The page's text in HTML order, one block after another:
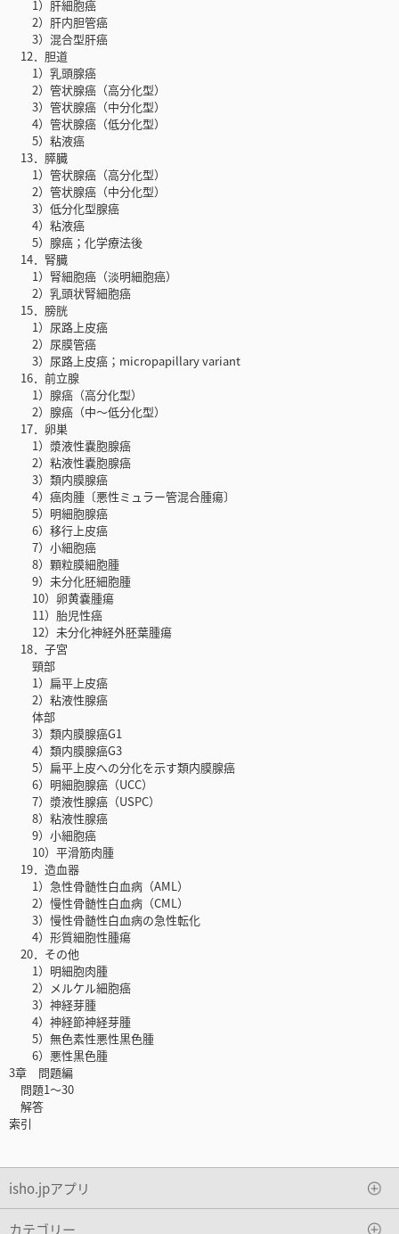
1）肝細胞癌
2）肝内胆管癌
3）混合型肝癌
12．胆道
1）乳頭腺癌
2）管状腺癌（高分化型）
3）管状腺癌（中分化型）
4）管状腺癌（低分化型）
5）粘液癌
13．膵臓
1）管状腺癌（高分化型）
2）管状腺癌（中分化型）
3）低分化型腺癌
4）粘液癌
5）腺癌；化学療法後
14．腎臓
1）腎細胞癌（淡明細胞癌）
2）乳頭状腎細胞癌
15．膀胱
1）尿路上皮癌
2）尿膜管癌
3）尿路上皮癌；micropapillary variant
16．前立腺
1）腺癌（高分化型）
2）腺癌（中〜低分化型）
17．卵巣
1）漿液性嚢胞腺癌
2）粘液性嚢胞腺癌
3）類内膜腺癌
4）癌肉腫〔悪性ミュラー管混合腫瘍〕
5）明細胞腺癌
6）移行上皮癌
7）小細胞癌
8）顆粒膜細胞腫
9）未分化胚細胞腫
10）卵黄嚢腫瘍
11）胎児性癌
12）未分化神経外胚葉腫瘍
18．子宮
頸部
1）扁平上皮癌
2）粘液性腺癌
体部
3）類内膜腺癌G1
4）類内膜腺癌G3
5）扁平上皮への分化を示す類内膜腺癌
6）明細胞腺癌（UCC）
7）漿液性腺癌（USPC）
8）粘液性腺癌
9）小細胞癌
10）平滑筋肉腫
19．造血器
1）急性骨髄性白血病（AML）
2）慢性骨髄性白血病（CML）
3）慢性骨髄性白血病の急性転化
4）形質細胞性腫瘍
20．その他
1）明細胞肉腫
2）メルケル細胞癌
3）神経芽腫
4）神経節神経芽腫
5）無色素性悪性黒色腫
6）悪性黒色腫
3章 問題編
問題1〜30
解答
索引
isho.jpアプリ
カテゴリー